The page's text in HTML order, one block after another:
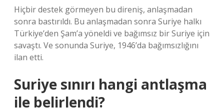
Hiçbir destek görmeyen bu direniş, anlaşmadan
sonra bastırıldı. Bu anlaşmadan sonra Suriye halkı
Türkiye’den Şam’a yöneldi ve bağımsız bir Suriye için
savaştı. Ve sonunda Suriye, 1946’da bağımsızlığını
ilan etti.
Suriye sınırı hangi antlaşma
ile belirlendi?